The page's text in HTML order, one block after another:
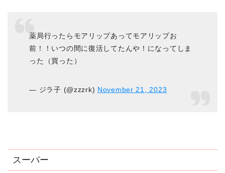
薬局行ったらモアリップあってモアリップお
前！！いつの間に復活してたんや！になってしま
った（買った）
— ジラ子 (@zzzrk) November 21, 2023
スーパー